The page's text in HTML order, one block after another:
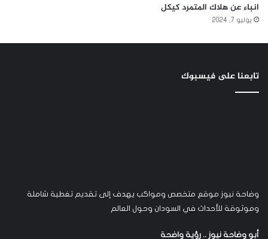
انباء عن هلاك المتمرد كيكل
يوليو 7, 2024
تابعنا على فيسبوك
وضاحة نيوز موقع متخصص ومواكب يهدف إلى تقديم تغطية شاملة
وموثوقة للأحداث في السودان وحول العالم
أبو وضاحة نيوز .. رؤية واضحة